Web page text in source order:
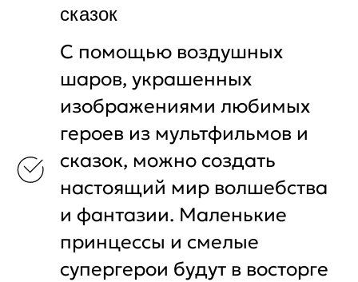
сказок
С помощью воздушных
шаров, украшенных
изображениями любимых
героев из мультфильмов и
сказок, можно создать
настоящий мир волшебства
и фантазии. Маленькие
принцессы и смелые
супергерои будут в восторге